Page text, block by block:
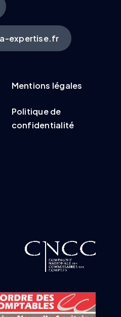
expertise.fr
Mentions légales
Politique de
confidentialité